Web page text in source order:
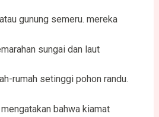
gunung semeru. mereka
sungai dan laut
rumah setinggi pohon randu.
bahwa kiamat